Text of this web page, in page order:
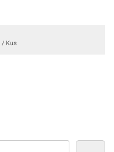
/ Kus